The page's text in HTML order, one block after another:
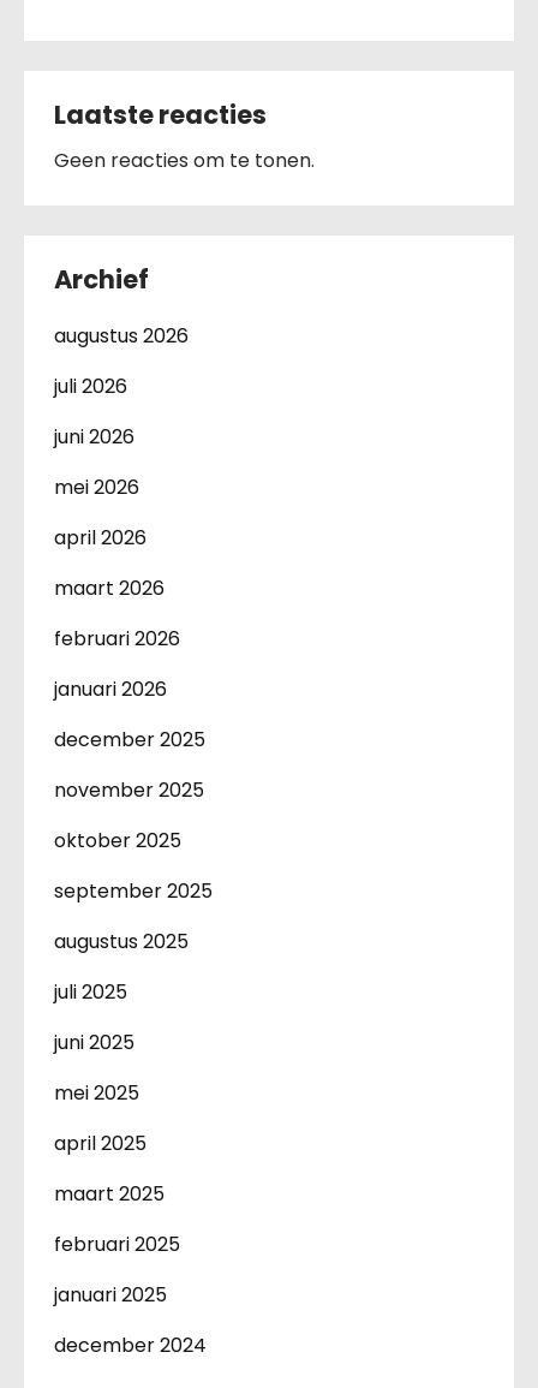
Laatste reacties
Geen reacties om te tonen.
Archief
augustus 2026
juli 2026
juni 2026
mei 2026
april 2026
maart 2026
februari 2026
januari 2026
december 2025
november 2025
oktober 2025
september 2025
augustus 2025
juli 2025
juni 2025
mei 2025
april 2025
maart 2025
februari 2025
januari 2025
december 2024